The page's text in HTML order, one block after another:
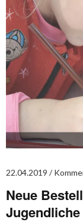
22.04.2019
Neue
Jugendliche